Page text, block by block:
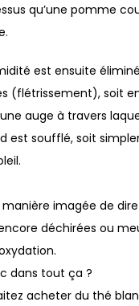
qu’une pomme
est ensuite
(flétrissement), soit
auge à travers
est soufflé, soit
manière imagée de
déchirées ou
dans tout ça ?
acheter du thé